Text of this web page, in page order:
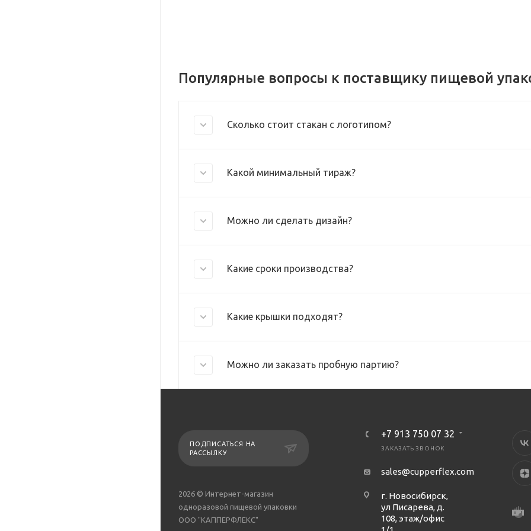
Популярные вопросы к поставщику пищевой
Сколько стоит стакан с логотипом?
Какой минимальный тираж?
Можно ли сделать дизайн?
Какие сроки производства?
Какие крышки подходят?
Можно ли заказать пробную партию?
ПОДПИСАТЬСЯ НА
РАССЫЛКУ
2026 © Интернет-магазин
одноразовой пищевой упаковки
ООО "КАППЕРФЛЕКС"
+7 913 750 07 32
ЗАКАЗАТЬ ЗВОНОК
sales@cupperflex.com
г. Новосибирск,
ул Писарева, д.
108, этаж/офис